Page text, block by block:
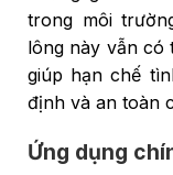
trong môi
lông này vẫn có
giúp hạn chế
định và an toàn
Ứng dụng